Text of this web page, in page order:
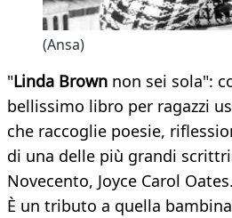
(Ansa)
"Linda Brown non sei sola":
bellissimo libro per ragazzi
che raccoglie poesie,
di una delle più grandi
Novecento, Joyce Carol Oates.
È un tributo a quella